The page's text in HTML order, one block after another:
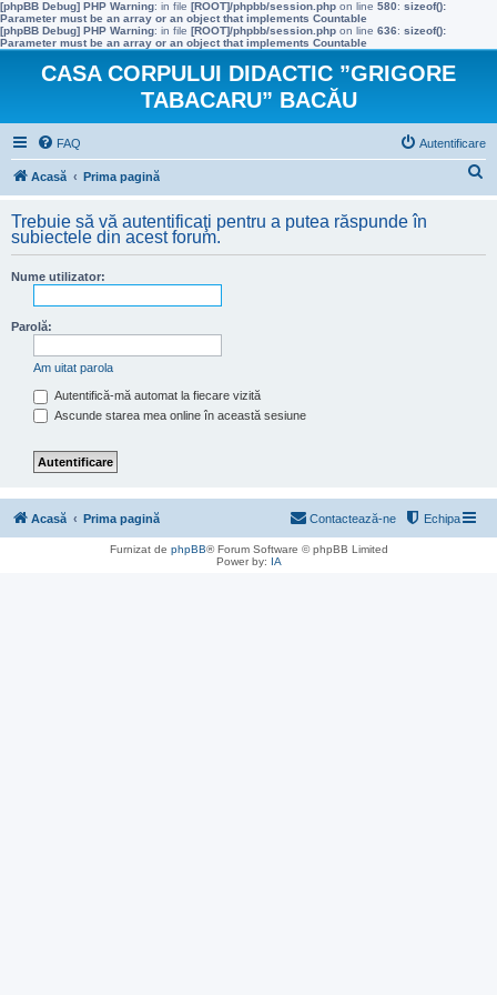
[phpBB Debug] PHP Warning: in file [ROOT]/phpbb/session.php on line 580: sizeof():
Parameter must be an array or an object that implements Countable
[phpBB Debug] PHP Warning: in file [ROOT]/phpbb/session.php on line 636: sizeof():
Parameter must be an array or an object that implements Countable
CASA CORPULUI DIDACTIC ”GRIGORE
TABACARU” BACĂU
FAQ Autentificare
Acasă Prima pagină
t
Trebuie să vă autentificaţi pentru a putea răspunde în
subiectele din acest forum.
Nume utilizator:
Parolă:
Am uitat parola
Autentifică-mă automat la fiecare vizită
Ascunde starea mea online în această sesiune
Acasă Prima pagină Echipa
Contactează-ne
Furnizat de phpBB® Forum Software © phpBB Limited
Power by: IA